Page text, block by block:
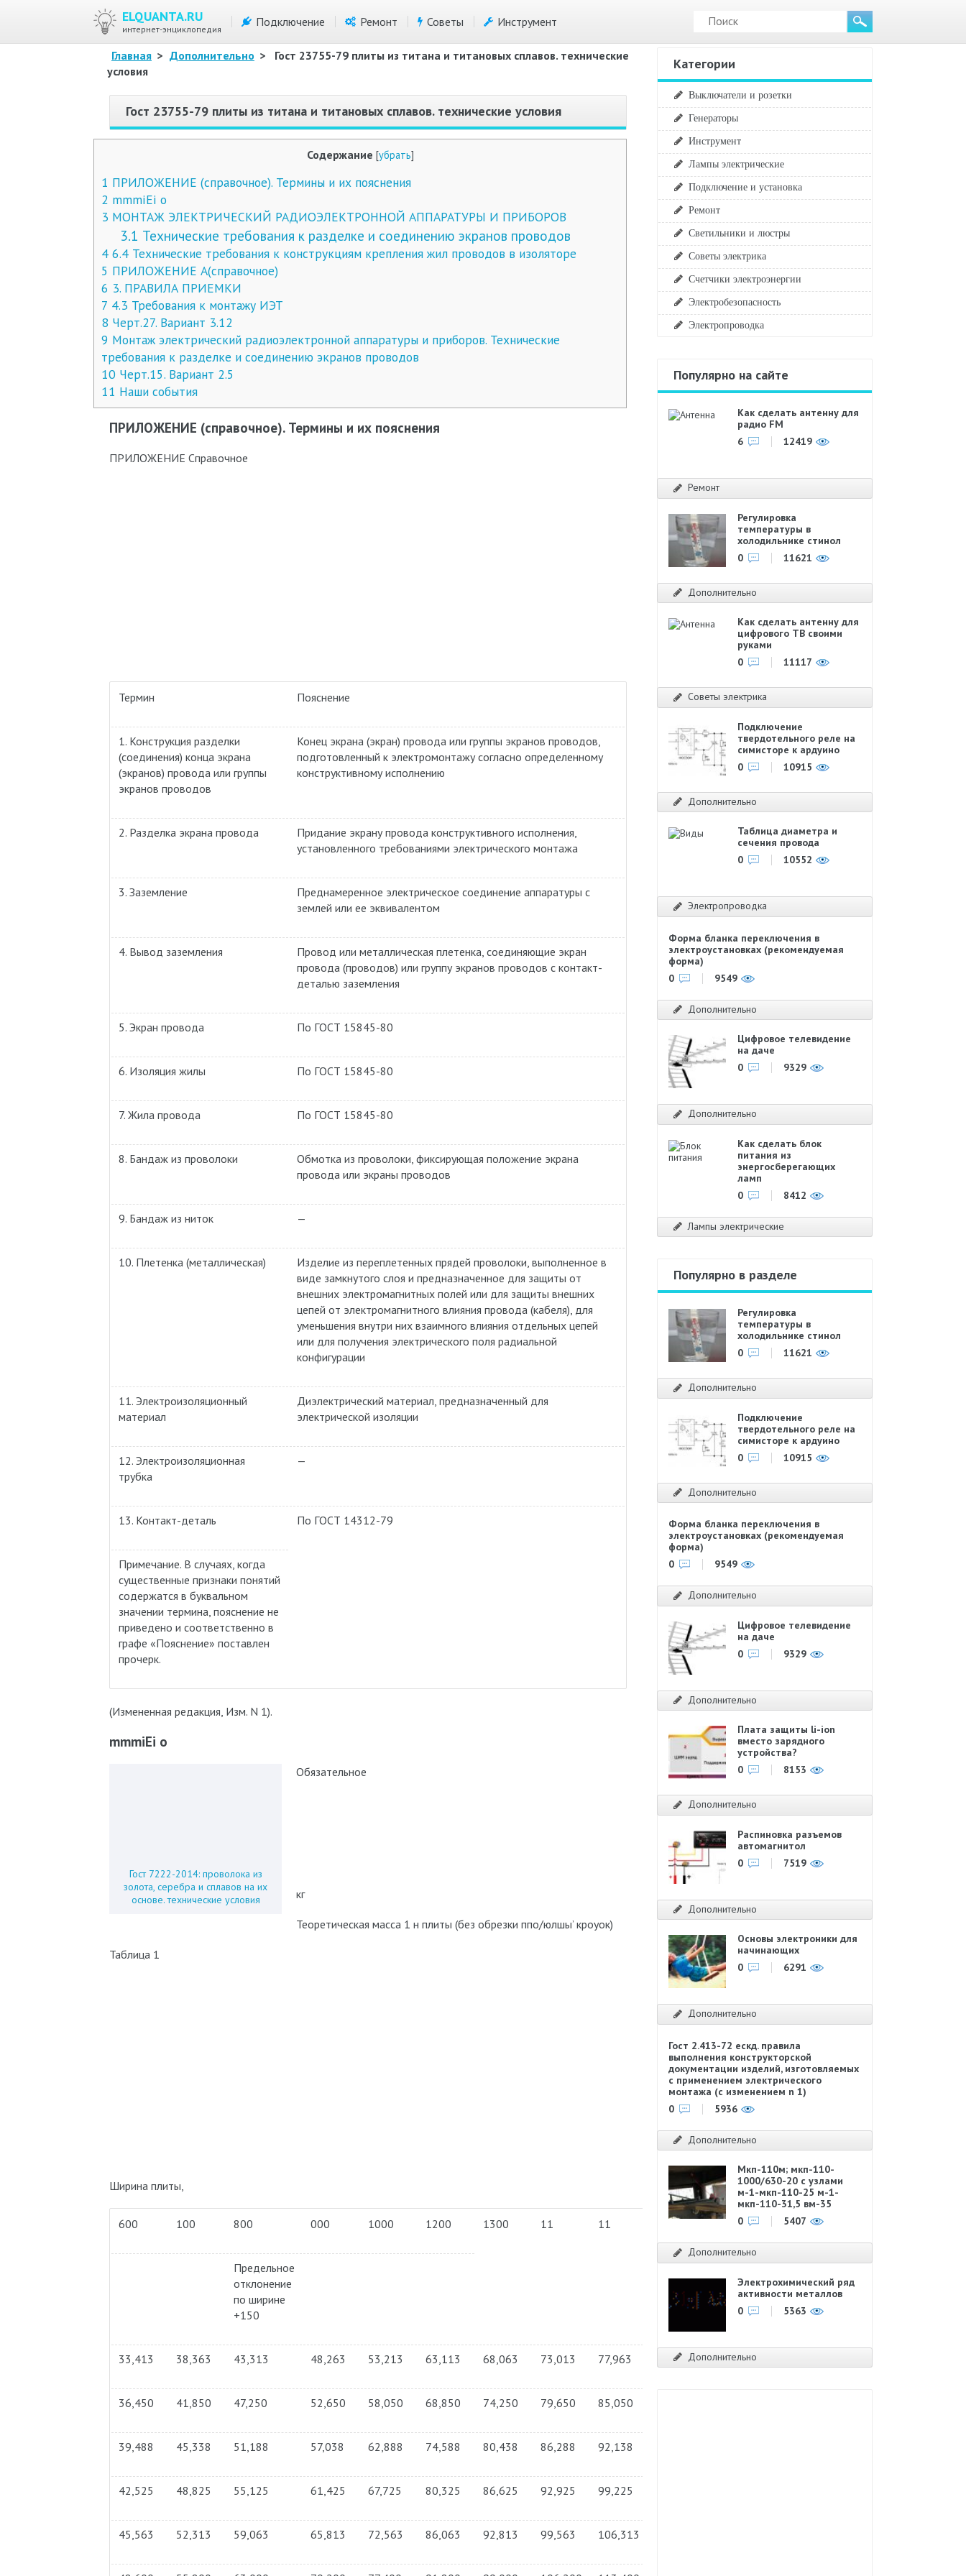
ELQUANTA.RU
интернет-энциклопедия
Подключение Ремонт Советы Инструмент
Главная > Дополнительно >
Гост 23755-79 плиты из титана и титановых сплавов. технические
условия
Гост 23755-79 плиты из титана и титановых сплавов. технические условия
Содержание [убрать]
1 ПРИЛОЖЕНИЕ (справочное). Термины и их пояснения
2 mmmiEi о
3 МОНТАЖ ЭЛЕКТРИЧЕСКИЙ РАДИОЭЛЕКТРОННОЙ АППАРАТУРЫ И ПРИБОРОВ
3.1 Технические требования к разделке и соединению экранов проводов
4 6.4 Технические требования к конструкциям крепления жил проводов в изоляторе
5 ПРИЛОЖЕНИЕ А(справочное)
6 3. ПРАВИЛА ПРИЕМКИ
7 4.3 Требования к монтажу ИЭТ
8 Черт.27. Вариант 3.12
9 Монтаж электрический радиоэлектронной аппаратуры и приборов. Технические
требования к разделке и соединению экранов проводов
10 Черт.15. Вариант 2.5
11 Наши события
ПРИЛОЖЕНИЕ (справочное). Термины и их пояснения
ПРИЛОЖЕНИЕ Справочное
Термин Пояснение
1. Конструкция разделки
(соединения) конца экрана
(экранов) провода или группы
экранов проводов
Конец экрана (экран) провода или группы экранов проводов,
подготовленный к электромонтажу согласно определенному
конструктивному исполнению
2. Разделка экрана провода
Придание экрану провода конструктивного исполнения,
установленного требованиями электрического монтажа
3. Заземление
Преднамеренное электрическое соединение аппаратуры с
землей или ее эквивалентом
4. Вывод заземления
Провод или металлическая плетенка, соединяющие экран
провода (проводов) или группу экранов проводов с контакт-
деталью заземления
5. Экран провода По ГОСТ 15845-80
6. Изоляция жилы По ГОСТ 15845-80
7. Жила провода По ГОСТ 15845-80
8. Бандаж из проволоки
Обмотка из проволоки, фиксирующая положение экрана
провода или экраны проводов
9. Бандаж из ниток —
10. Плетенка (металлическая)
Изделие из переплетенных прядей проволоки, выполненное в
виде замкнутого слоя и предназначенное для защиты от
внешних электромагнитных полей или для защиты внешних
цепей от электромагнитного влияния провода (кабеля), для
уменьшения внутри них взаимного влияния отдельных цепей
или для получения электрического поля радиальной
конфигурации
11. Электроизоляционный
материал
Диэлектрический материал, предназначенный для
электрической изоляции
12. Электроизоляционная
трубка
—
13. Контакт-деталь По ГОСТ 14312-79
Примечание. В случаях, когда
существенные признаки понятий
содержатся в буквальном
значении термина, пояснение не
приведено и соответственно в
графе «Пояснение» поставлен
прочерк.
(Измененная редакция, Изм. N 1).
mmmiEi о
Гост 7222-2014: проволока из
золота, серебра и сплавов на их
основе. технические условия
Обязательное
кг
Теоретическая масса 1 н плиты (без обрезки ппо/юлшы’ кроуок)
Таблица 1
Ширина плиты,
600 100 800 000 1000 1200 1300 11 11
Предельное
отклонение
по ширине
+150
33,413 38,363 43,313 48,263 53,213 63,113 68,063 73,013 77,963 82,913
36,450 41,850 47,250 52,650 58,050 68,850 74,250 79,650 85,050
39,488 45,338 51,188 57,038 62,888 74,588 80,438 86,288 92,138
42,525 48,825 55,125 61,425 67,725 80,325 86,625 92,925 99,225
45,563 52,313 59,063 65,813 72,563 86,063 92,813 99,563 106,313
Категории
Выключатели и розетки
Генераторы
Инструмент
Лампы электрические
Подключение и установка
Ремонт
Светильники и люстры
Советы электрика
Счетчики электроэнергии
Электробезопасность
Электропроводка
Популярно на сайте
Как сделать антенну для
радио FM
6
12419
Ремонт
Регулировка
температуры в
холодильнике стинол
0
11621
Дополнительно
Как сделать антенну для
цифрового ТВ своими
руками
0
11117
Советы электрика
Подключение
твердотельного реле на
симисторе к ардуино
0
10915
Дополнительно
Таблица диаметра и
сечения провода
0
10552
Электропроводка
Форма бланка переключения в
электроустановках (рекомендуемая
форма)
0
9549
Дополнительно
Цифровое телевидение
на даче
0
9329
Дополнительно
Как сделать блок
питания из
энергосберегающих
ламп
0
8412
Лампы электрические
Популярно в разделе
Регулировка
температуры в
холодильнике стинол
0
11621
Дополнительно
Подключение
твердотельного реле на
симисторе к ардуино
0
10915
Дополнительно
Форма бланка переключения в
электроустановках (рекомендуемая
форма)
0
9549
Дополнительно
Цифровое телевидение
на даче
0
9329
Дополнительно
Плата защиты li-ion
вместо зарядного
устройства?
0
8153
Дополнительно
Распиновка разъемов
автомагнитол
0
7519
Дополнительно
Основы электроники для
начинающих
0
6291
Дополнительно
Гост 2.413-72 ескд. правила
выполнения конструкторской
документации изделий, изготовляемых
с применением электрического
монтажа (с изменением n 1)
0
5936
Дополнительно
Мкп-110м; мкп-110-
1000/630-20 с узлами
м-1-мкп-110-25 м-1-
мкп-110-31,5 вм-35
0
5407
Дополнительно
Электрохимический ряд
активности металлов
0
5363
Дополнительно